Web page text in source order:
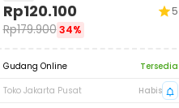
Rp120.100
Rp179.900 34%
5
Gudang Online
Tersedia
Toko Jakarta Pusat
Habis